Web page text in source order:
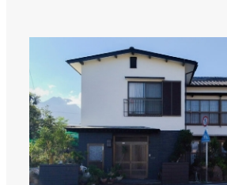
詳
細
は
こ
ち
</strong>